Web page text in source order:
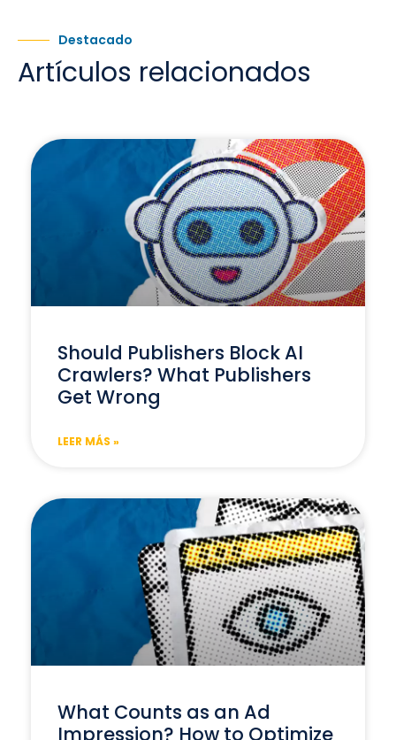
Destacado
Artículos relacionados
Should Publishers Block AI
Crawlers? What Publishers
Get Wrong
LEER MÁS »
What Counts as an Ad
Impression? How to Optimize